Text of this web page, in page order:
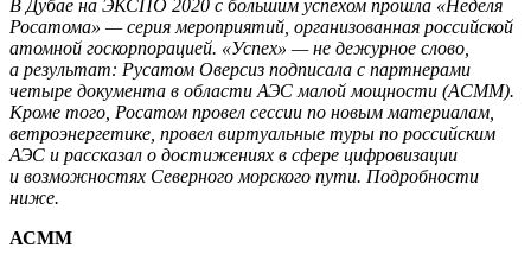
В Дубае на ЭКСПО 2020 с большим успехом прошла «Неделя
Росатома» —серия мероприятий, организованная российской
атомной госкорпорацией. «Успех» —не дежурное слово,
а результат: Русатом Оверсиз подписала с партнерами
четыре документа в области АЭС малой мощности (АСММ).
Кроме того, Росатом провел сессии по новым материалам,
ветроэнергетике, провел виртуальные туры по российским
АЭС и рассказал о достижениях в сфере цифровизации
и возможностях Северного морского пути. Подробности
ниже.
АСММ